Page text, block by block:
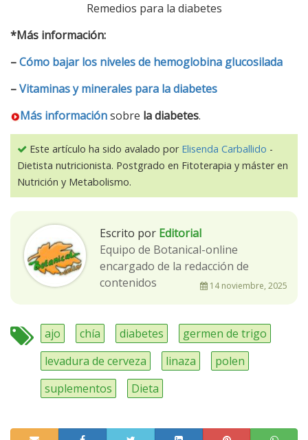
Remedios para la diabetes
*Más información:
–Cómo bajar los niveles de hemoglobina glucosilada
–Vitaminas y minerales para la diabetes
Más informaciónsobre la diabetes.
Este artículo ha sido avalado por Elisenda Carballido -
Dietista nutricionista. Postgrado en Fitoterapia y máster en
Nutrición y Metabolismo.
Escrito por Editorial
Equipo de Botanical-online
encargado de la redacción de
contenidos
14 noviembre, 2025
ajo chía diabetes
germen de trigo
levadura de cerveza
linaza
polen
suplementos
Dieta